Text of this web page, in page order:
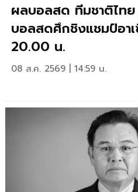
ผลบอลสด ทีมชาติไท
บอลสดศึกชิงแชมป์อาเ
20.00 น.
08 ส.ค. 2569 | 14:59 น.